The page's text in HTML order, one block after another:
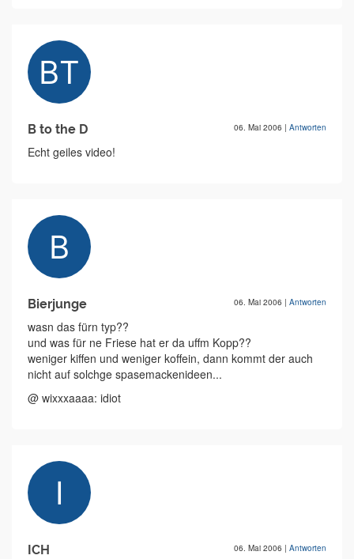
B to the D 06. Mai 2006 | Antworten
Echt geiles video!
Bierjunge 06. Mai 2006 | Antworten
wasn das fürn typ??
und was für ne Friese hat er da uffm Kopp??
weniger kiffen und weniger koffein, dann kommt der auch
nicht auf solchge spasemackenideen...
@ wixxxaaaa: idiot
ICH 06. Mai 2006 | Antworten